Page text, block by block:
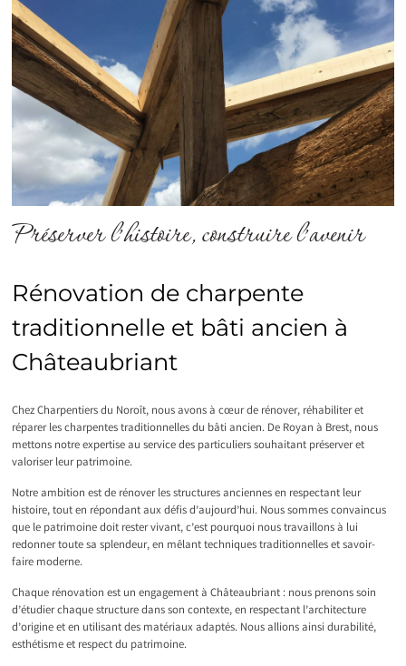
Préserver l’histoire, construire l’avenir
Rénovation de charpente
traditionnelle et bâti ancien à
Châteaubriant
Chez Charpentiers du Noroît, nous avons à cœur de rénover, réhabiliter et
réparer les charpentes traditionnelles du bâti ancien. De Royan à Brest, nous
mettons notre expertise au service des particuliers souhaitant préserver et
valoriser leur patrimoine.
Notre ambition est de rénover les structures anciennes en respectant leur
histoire, tout en répondant aux défis d’aujourd’hui. Nous sommes convaincus
que le patrimoine doit rester vivant, c’est pourquoi nous travaillons à lui
redonner toute sa splendeur, en mêlant techniques traditionnelles et savoir-
faire moderne.
Chaque rénovation est un engagement à Châteaubriant : nous prenons soin
d’étudier chaque structure dans son contexte, en respectant l’architecture
d’origine et en utilisant des matériaux adaptés. Nous allions ainsi durabilité,
esthétisme et respect du patrimoine.